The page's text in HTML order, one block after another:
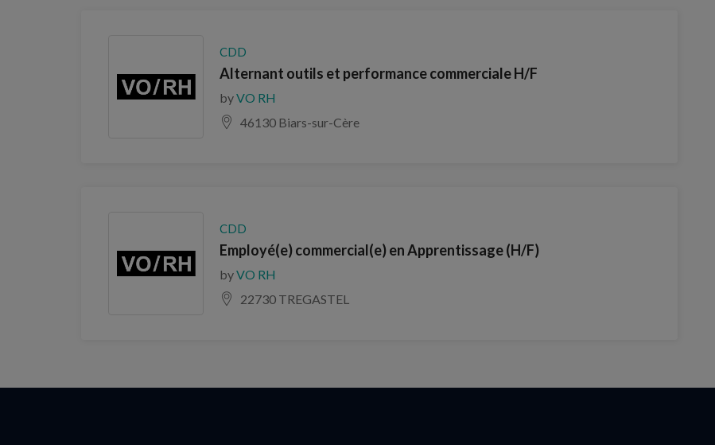
CDD
Alternant outils et performance commerciale H/F
byVO RH
46130 Biars-sur-Cère
CDD
Employé(e) commercial(e) en Apprentissage (H/F)
byVO RH
22730 TREGASTEL